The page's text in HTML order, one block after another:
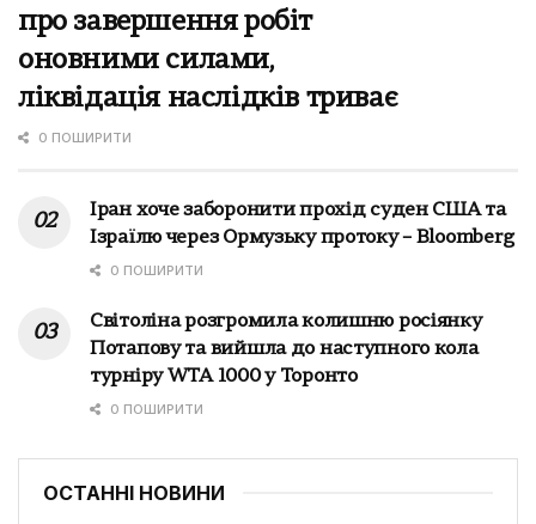
про завершення робіт
оновними силами,
ліквідація наслідків триває
0 ПОШИРИТИ
Іран хоче заборонити прохід суден США та
Ізраїлю через Ормузьку протоку – Bloomberg
0 ПОШИРИТИ
Світоліна розгромила колишню росіянку
Потапову та вийшла до наступного кола
турніру WTA 1000 у Торонто
0 ПОШИРИТИ
ОСТАННІ НОВИНИ